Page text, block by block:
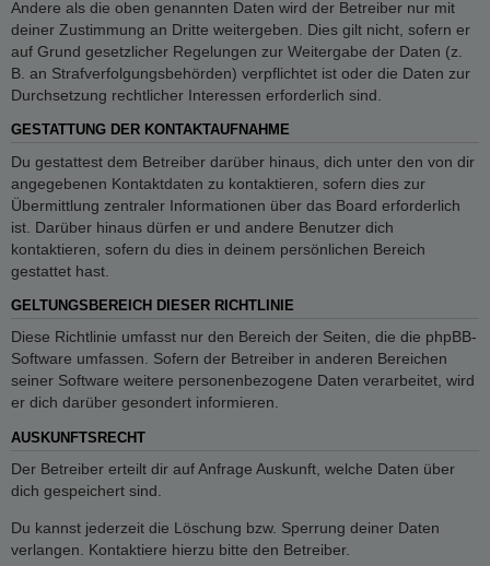
Andere als die oben genannten Daten wird der Betreiber nur mit
deiner Zustimmung an Dritte weitergeben. Dies gilt nicht, sofern er
auf Grund gesetzlicher Regelungen zur Weitergabe der Daten (z.
B. an Strafverfolgungsbehörden) verpflichtet ist oder die Daten zur
Durchsetzung rechtlicher Interessen erforderlich sind.
GESTATTUNG DER KONTAKTAUFNAHME
Du gestattest dem Betreiber darüber hinaus, dich unter den von dir
angegebenen Kontaktdaten zu kontaktieren, sofern dies zur
Übermittlung zentraler Informationen über das Board erforderlich
ist. Darüber hinaus dürfen er und andere Benutzer dich
kontaktieren, sofern du dies in deinem persönlichen Bereich
gestattet hast.
GELTUNGSBEREICH DIESER RICHTLINIE
Diese Richtlinie umfasst nur den Bereich der Seiten, die die phpBB-
Software umfassen. Sofern der Betreiber in anderen Bereichen
seiner Software weitere personenbezogene Daten verarbeitet, wird
er dich darüber gesondert informieren.
AUSKUNFTSRECHT
Der Betreiber erteilt dir auf Anfrage Auskunft, welche Daten über
dich gespeichert sind.
Du kannst jederzeit die Löschung bzw. Sperrung deiner Daten
verlangen. Kontaktiere hierzu bitte den Betreiber.